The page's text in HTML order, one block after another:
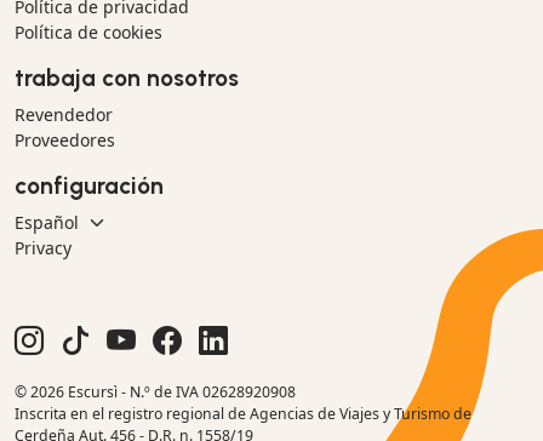
Política de privacidad
Política de cookies
trabaja con nosotros
Revendedor
Proveedores
configuración
Privacy
© 2026 Escursì - N.º de IVA 02628920908
Inscrita en el registro regional de Agencias de Viajes y Turismo de
Cerdeña Aut. 456 - D.R. n. 1558/19